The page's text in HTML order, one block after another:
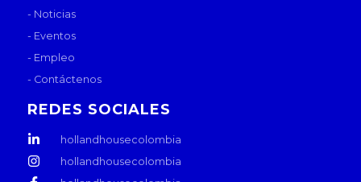
REDES SOCIALES
hollandhousecolombia
hollandhousecolombia
- Noticias
- Eventos
- Empleo
- Contáctenos